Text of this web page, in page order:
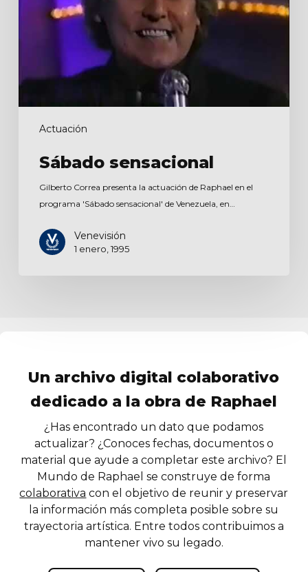
Actuación
Sábado sensacional
Gilberto Correa presenta la actuación de Raphael en el
programa 'Sábado sensacional' de Venezuela, en…
Venevisión
1 enero, 1995
Un archivo digital colaborativo
dedicado a la obra de Raphael
¿Has encontrado un dato que podamos
actualizar? ¿Conoces fechas, documentos o
material que ayude a completar este archivo? El
Mundo de Raphael se construye de forma
colaborativa con el objetivo de reunir y preservar
la información más completa posible sobre su
trayectoria artística. Entre todos contribuimos a
mantener vivo su legado.